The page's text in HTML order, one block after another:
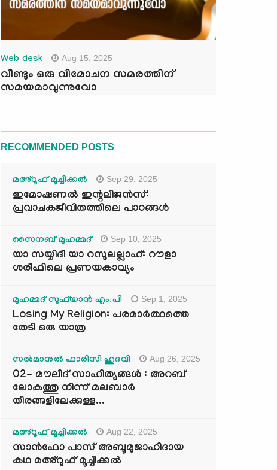
Web desk Aug 15, 2025
വീണ്ടും ഒരു വിമോചന സമരത്തിന്
സമയമാവുന്നുവോ
RECOMMENDED POSTS
മഅ്റൂഫ് മൂച്ചിക്കല്‍ Sep 29, 2025
ഇമോഷണൽ ഇന്റലിജൻസ്:
പ്രവാചകജീവിതത്തിലെ പാഠങ്ങൾ
സൈനബ് മുഹമ്മദ് Sep 10, 2025
യാ സയ്യിദീ യാ റസൂലല്ലാഹ്: റൗളാ
ശരീഫിലെ പ്രണയകാവ്യം
മുഹമ്മദ് സുഫ്‌യാൻ എം.പി Sep 1, 2025
Losing My Religion: പരമാർത്ഥത്തെ
തേടി ഒരു യാത്ര
സൽമാനുൽ ഫാരിസി ഹുദവി Aug 26, 2025
02- മൗലിദ് സാഹിത്യങ്ങൾ : അറബ്
ലോകത്തു നിന്ന് മലബാർ
തീരങ്ങളിലേക്കുള്ള...
മഅ്റൂഫ് മൂച്ചിക്കല്‍ Aug 22, 2025
സാൻഫോ പാസ് അബൂമുജാഹിദായ
കഥ മഅ്റൂഫ് മൂച്ചിക്കല്‍